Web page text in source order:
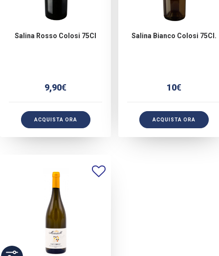
Salina Rosso Colosi 75Cl
9,90€
ACQUISTA ORA
Salina Bianco Colosi 75Cl.
10€
ACQUISTA ORA